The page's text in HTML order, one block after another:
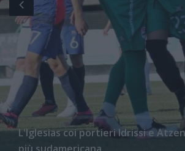
L'Iglesias coi portieri Idrissi e
più sudamericana